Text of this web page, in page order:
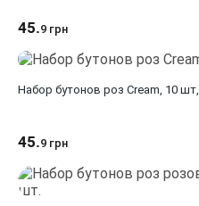
45.9 грн
Набор бутонов роз Cream, 10
45.9 грн